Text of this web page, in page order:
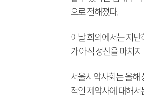
으로 전해졌다.
이날 회의에서는 지
가 아직 정산을 마치
서울시약사회는 올해
적인 제약사에 대해